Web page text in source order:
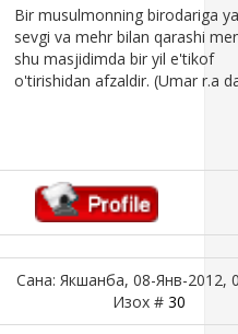
Bir musulmonning birodariga
sevgi va mehr bilan qarashi
shu masjidimda bir yil e'tikof
o'tirishidan afzaldir. (Umar r.a
Сана: Якшанба, 08-Янв-2012,
Изох # 30